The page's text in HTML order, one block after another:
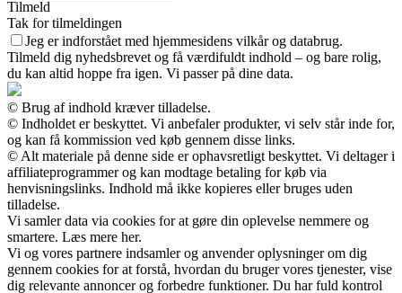
Tilmeld
Tak for tilmeldingen
Jeg er indforstået med hjemmesidens vilkår og databrug.
Tilmeld dig nyhedsbrevet og få værdifuldt indhold – og bare rolig,
du kan altid hoppe fra igen. Vi passer på dine data.
© Brug af indhold kræver tilladelse.
© Indholdet er beskyttet. Vi anbefaler produkter, vi selv står inde for,
og kan få kommission ved køb gennem disse links.
© Alt materiale på denne side er ophavsretligt beskyttet. Vi deltager i
affiliateprogrammer og kan modtage betaling for køb via
henvisningslinks. Indhold må ikke kopieres eller bruges uden
tilladelse.
Vi samler data via cookies for at gøre din oplevelse nemmere og
smartere. Læs mere her.
Vi og vores partnere indsamler og anvender oplysninger om dig
gennem cookies for at forstå, hvordan du bruger vores tjenester, vise
dig relevante annoncer og forbedre funktioner. Du har fuld kontrol